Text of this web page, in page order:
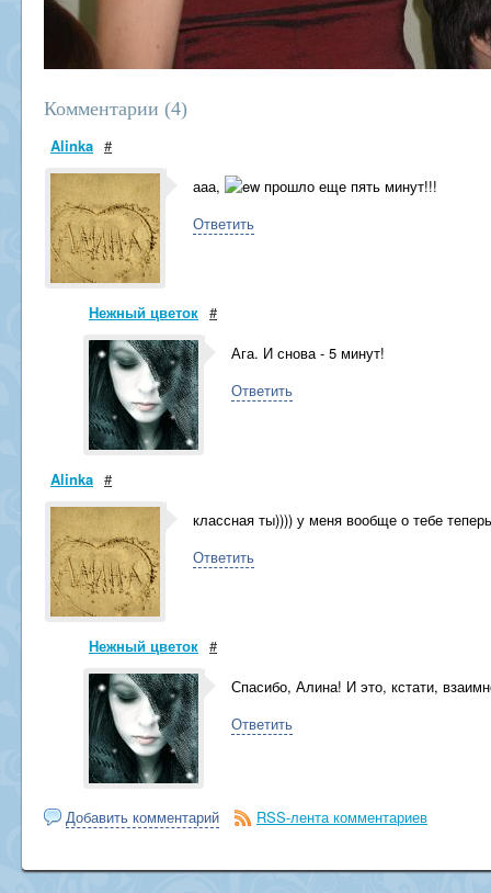
Комментарии (4)
Alinka #
ааа,
прошло еще пять минут!!!
Ответить
Нежный цветок #
Ага. И снова - 5 минут!
Ответить
Alinka #
классная ты)))) у меня вообще о тебе
Ответить
Нежный цветок #
Спасибо, Алина! И это, кстати,
Ответить
Добавить комментарий RSS-лента комментариев